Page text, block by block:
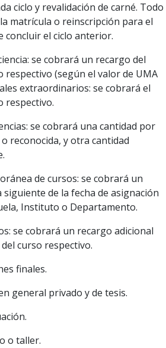
ciclo y revalidación de carné. Todo
matrícula o reinscripción para el
concluir el ciclo anterior.
se cobrará un recargo del
respectivo (según el valor de UMA
extraordinarios: se cobrará el
respectivo.
se cobrará una cantidad por
reconocida, y otra cantidad
de cursos: se cobrará un
de la fecha de asignación
Instituto o Departamento.
se cobrará un recargo adicional
curso respectivo.
finales.
general privado y de tesis.
o taller.